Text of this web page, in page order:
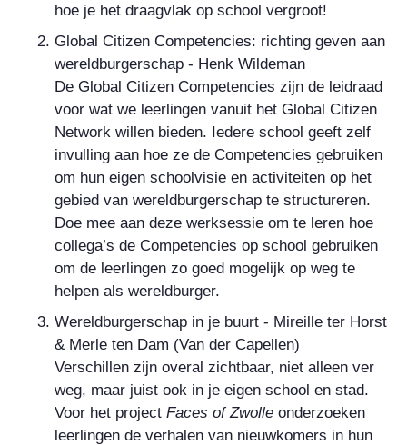
hoe je het draagvlak op school vergroot!
Global Citizen Competencies: richting geven aan
wereldburgerschap - Henk Wildeman
De Global Citizen Competencies zijn de leidraad
voor wat we leerlingen vanuit het Global Citizen
Network willen bieden. Iedere school geeft zelf
invulling aan hoe ze de Competencies gebruiken
om hun eigen schoolvisie en activiteiten op het
gebied van wereldburgerschap te structureren.
Doe mee aan deze werksessie om te leren hoe
collega’s de Competencies op school gebruiken
om de leerlingen zo goed mogelijk op weg te
helpen als wereldburger.
Wereldburgerschap in je buurt - Mireille ter Horst
& Merle ten Dam (Van der Capellen)
Verschillen zijn overal zichtbaar, niet alleen ver
weg, maar juist ook in je eigen school en stad.
Voor het project Faces of Zwolle onderzoeken
leerlingen de verhalen van nieuwkomers in hun